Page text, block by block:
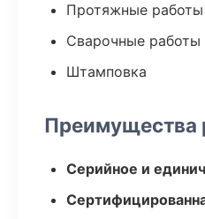
Протяжные работы
Сварочные работы
Штамповка
Преимущества
Серийное и